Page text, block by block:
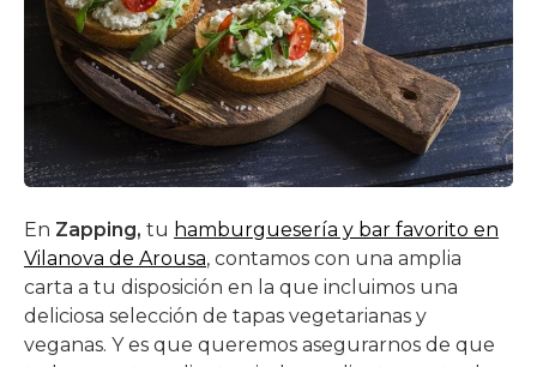
En Zapping, tu hamburguesería y bar favorito en
Vilanova de Arousa, contamos con una amplia
carta a tu disposición en la que incluimos una
deliciosa selección de tapas vegetarianas y
veganas. Y es que queremos asegurarnos de que